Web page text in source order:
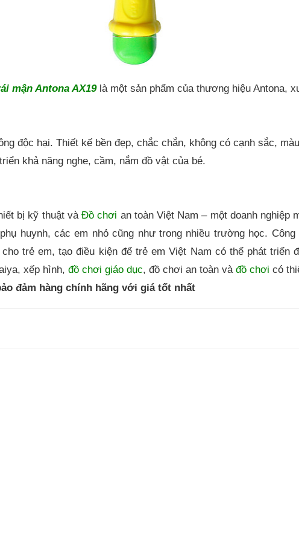
mận Antona AX19là một sản phẩm của thương hiệu Antona,
độc hại. Thiết kế bền đẹp, chắc chắn, không có cạnh sắc,
khả năng nghe, cầm, nắm đồ vật của bé.
bị kỹ thuật vàĐồ chơi an toàn Việt Nam – một doanh nghiệp
huynh, các em nhỏ cũng như trong nhiều trường học.
trẻ em, tạo điều kiện để trẻ em Việt Nam có thể phát triển
xếp hình, đồ chơi giáo dục, đồ chơi an toàn và đồ chơi có
đảm hàng chính hãng với giá tốt nhất